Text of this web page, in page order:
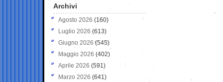
Archivi
Agosto 2026 (160)
Luglio 2026 (613)
Giugno 2026 (545)
Maggio 2026 (402)
Aprile 2026 (591)
Marzo 2026 (641)